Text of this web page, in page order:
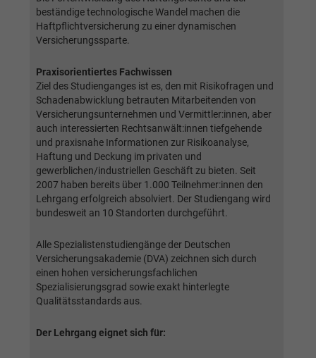
beständige technologische Wandel machen die
Haftpflichtversicherung zu einer dynamischen
Versicherungssparte.
Praxisorientiertes Fachwissen
Ziel des Studienganges ist es, den mit Risikofragen und
Schadenabwicklung betrauten Mitarbeitenden von
Versicherungsunternehmen und Vermittler:innen, aber
auch interessierten Rechtsanwält:innen tiefgehende
und praxisnahe Informationen zur Risikoanalyse,
Haftung und Deckung im privaten und
gewerblichen/industriellen Geschäft zu bieten. Seit
2007 haben bereits über 1.000 Teilnehmer:innen den
Lehrgang erfolgreich absolviert. Der Studiengang wird
bundesweit an 10 Standorten durchgeführt.
Alle Spezialistenstudiengänge der Deutschen
Versicherungsakademie (DVA) zeichnen sich durch
einen hohen versicherungsfachlichen
Spezialisierungsgrad sowie exakt hinterlegte
Qualitätsstandards aus.
Der Lehrgang eignet sich für:
Laufzeit 1 Jahr
Zweck
Cookie-Einstellungen für diese Website zu
speichern.
Name SgCookieOptin.lastPreferences
Anbieter BWV Rhein-Main
Laufzeit 1 Jahr
Zweck
Dieser Wert speichert Ihre Consent-
generierte ID, für die historische
Speicherung Ihrer vorgenommen
Einstellungen, falls der Webseiten-Betreiber
dies eingestellt hat.
fe_typo3_user
Name _ga
Laufzeit 2 Jahre
Zweck
Registriert eine eindeutige ID, die verwendet
wird, um statistische Daten dazu, wie der
Besucher die Website nutzt, zu generieren.
Name _ga_#
Laufzeit 2 Jahre
Sammelt Daten dazu, wie oft ein Benutzer
eine Website besucht hat, sowie Daten für
Analytics verwendet.
Cookie-Informationen anzeigen